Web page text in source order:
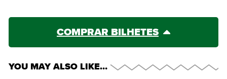
COMPRAR BILHETES
YOU MAY ALSO LIKE…